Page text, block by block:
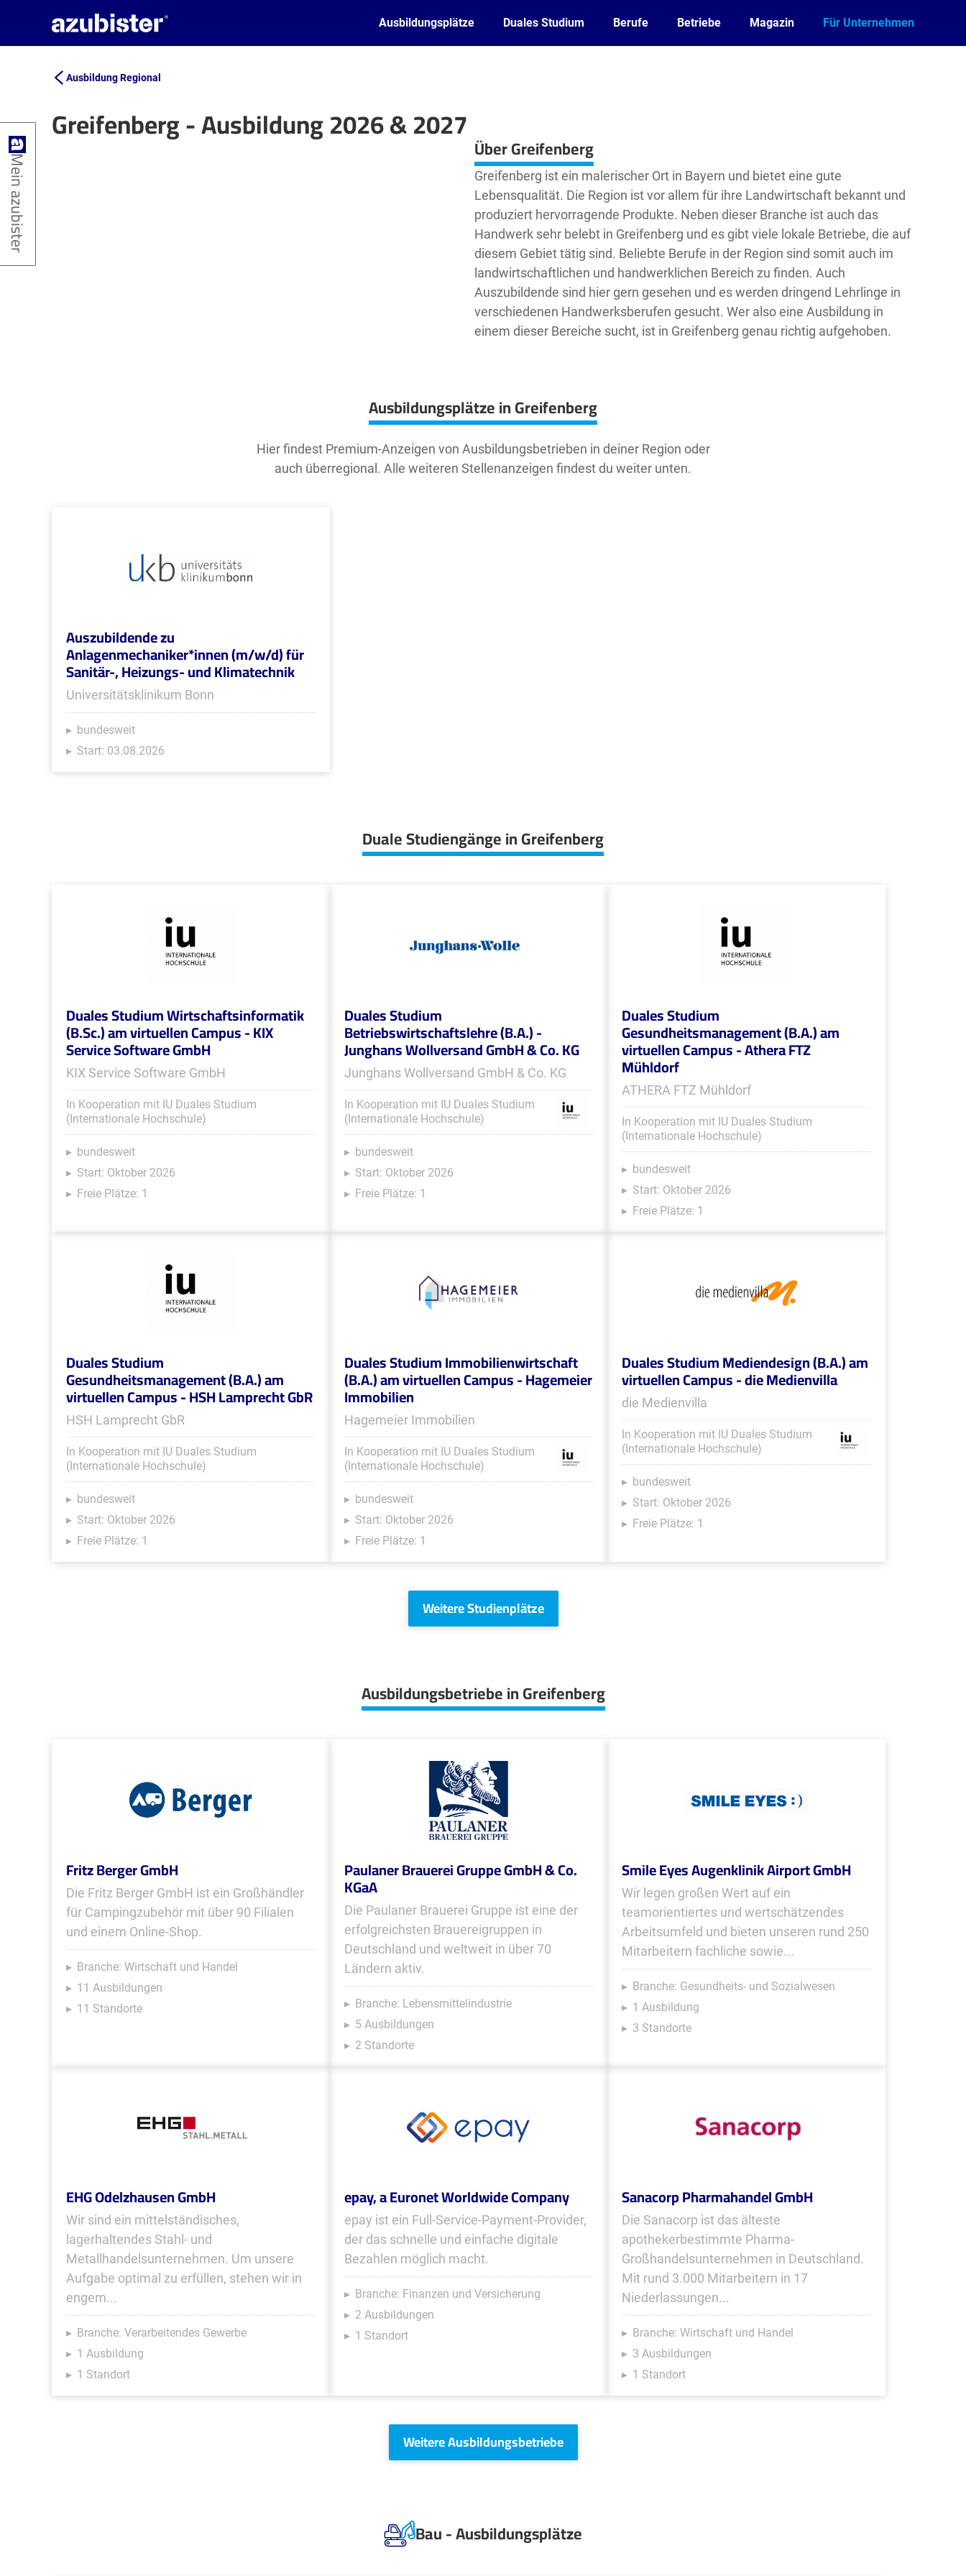
Ausbildungsplätze Duales Studium Berufe Betriebe Magazin Für Unternehmen
Ausbildung Regional
Greifenberg - Ausbildung 2026 & 2027
Leaflet| ©OpenStreetMap2contributors Über Greifenberg
Greifenberg ist ein malerischer Ort in Bayern und bietet eine gute
Lebensqualität. Die Region ist vor allem für ihre Landwirtschaft bekannt und
produziert hervorragende Produkte. Neben dieser Branche ist auch das
Handwerk sehr belebt in Greifenberg und es gibt viele lokale Betriebe, die auf
diesem Gebiet tätig sind. Beliebte Berufe in der Region sind somit auch im
landwirtschaftlichen und handwerklichen Bereich zu finden. Auch
Auszubildende sind hier gern gesehen und es werden dringend Lehrlinge in
verschiedenen Handwerksberufen gesucht. Wer also eine Ausbildung in
einem dieser Bereiche sucht, ist in Greifenberg genau richtig aufgehoben.
Ausbildungsplätze in Greifenberg
Hier findest Premium-Anzeigen von Ausbildungsbetrieben in deiner Region oder
auch überregional. Alle weiteren Stellenanzeigen findest du weiter unten.
Auszubildende zu
Anlagenmechaniker*innen (m/w/d) für
Sanitär-, Heizungs- und Klimatechnik
Universitätsklinikum Bonn
bundesweit
Start: 03.08.2026
Duale Studiengänge in Greifenberg
Duales Studium Wirtschaftsinformatik
(B.Sc.) am virtuellen Campus - KIX
Service Software GmbH
KIX Service Software GmbH
In Kooperation mit IU Duales Studium
(Internationale Hochschule)
bundesweit
Start: Oktober 2026
Freie Plätze: 1
Duales Studium
Betriebswirtschaftslehre (B.A.) -
Junghans Wollversand GmbH & Co. KG
Junghans Wollversand GmbH & Co. KG
In Kooperation mit IU Duales Studium
(Internationale Hochschule)
bundesweit
Start: Oktober 2026
Freie Plätze: 1
Duales Studium
Gesundheitsmanagement (B.A.) am
virtuellen Campus - Athera FTZ
Mühldorf
ATHERA FTZ Mühldorf
In Kooperation mit IU Duales Studium
(Internationale Hochschule)
bundesweit
Start: Oktober 2026
Freie Plätze: 1
Duales Studium
Gesundheitsmanagement (B.A.) am
virtuellen Campus - HSH Lamprecht GbR
HSH Lamprecht GbR
In Kooperation mit IU Duales Studium
(Internationale Hochschule)
bundesweit
Start: Oktober 2026
Freie Plätze: 1
Duales Studium Immobilienwirtschaft
(B.A.) am virtuellen Campus - Hagemeier
Immobilien
Hagemeier Immobilien
In Kooperation mit IU Duales Studium
(Internationale Hochschule)
bundesweit
Start: Oktober 2026
Freie Plätze: 1
Duales Studium Mediendesign (B.A.) am
virtuellen Campus - die Medienvilla
die Medienvilla
In Kooperation mit IU Duales Studium
(Internationale Hochschule)
bundesweit
Start: Oktober 2026
Freie Plätze: 1
Weitere Studienplätze
Ausbildungsbetriebe in Greifenberg
Fritz Berger GmbH
Die Fritz Berger GmbH ist ein Großhändler
für Campingzubehör mit über 90 Filialen
und einem Online-Shop.
Branche: Wirtschaft und Handel
11 Ausbildungen
11 Standorte
Paulaner Brauerei Gruppe GmbH & Co.
KGaA
Die Paulaner Brauerei Gruppe ist eine der
erfolgreichsten Brauereigruppen in
Deutschland und weltweit in über 70
Ländern aktiv.
Branche: Lebensmittelindustrie
5 Ausbildungen
2 Standorte
Smile Eyes Augenklinik Airport GmbH
Wir legen großen Wert auf ein
teamorientiertes und wertschätzendes
Arbeitsumfeld und bieten unseren rund 250
Mitarbeitern fachliche sowie...
Branche: Gesundheits- und Sozialwesen
1 Ausbildung
3 Standorte
EHG Odelzhausen GmbH
Wir sind ein mittelständisches,
lagerhaltendes Stahl- und
Metallhandelsunternehmen. Um unsere
Aufgabe optimal zu erfüllen, stehen wir in
engem...
Branche: Verarbeitendes Gewerbe
1 Ausbildung
1 Standort
epay, a Euronet Worldwide Company
epay ist ein Full-Service-Payment-Provider,
der das schnelle und einfache digitale
Bezahlen möglich macht.
Branche: Finanzen und Versicherung
2 Ausbildungen
1 Standort
Sanacorp Pharmahandel GmbH
Die Sanacorp ist das älteste
apothekerbestimmte Pharma-
Großhandelsunternehmen in Deutschland.
Mit rund 3.000 Mitarbeitern in 17
Niederlassungen...
Branche: Wirtschaft und Handel
3 Ausbildungen
1 Standort
Weitere Ausbildungsbetriebe
Bau - Ausbildungsplätze
Mein azubister